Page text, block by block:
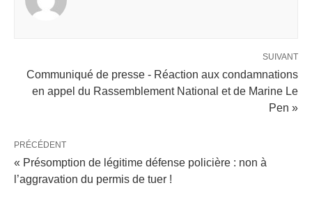
SUIVANT
Communiqué de presse - Réaction aux condamnations
en appel du Rassemblement National et de Marine Le
Pen »
PRÉCÉDENT
« Présomption de légitime défense policière : non à
l’aggravation du permis de tuer !